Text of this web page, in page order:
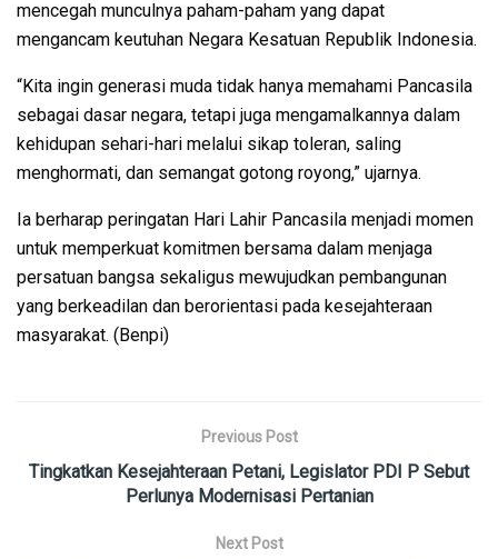
mencegah munculnya paham-paham yang dapat
mengancam keutuhan Negara Kesatuan Republik Indonesia.
“Kita ingin generasi muda tidak hanya memahami Pancasila
sebagai dasar negara, tetapi juga mengamalkannya dalam
kehidupan sehari-hari melalui sikap toleran, saling
menghormati, dan semangat gotong royong,” ujarnya.
Ia berharap peringatan Hari Lahir Pancasila menjadi momen
untuk memperkuat komitmen bersama dalam menjaga
persatuan bangsa sekaligus mewujudkan pembangunan
yang berkeadilan dan berorientasi pada kesejahteraan
masyarakat. (Benpi)
Previous Post
Tingkatkan Kesejahteraan Petani, Legislator PDI P Sebut
Perlunya Modernisasi Pertanian
Next Post